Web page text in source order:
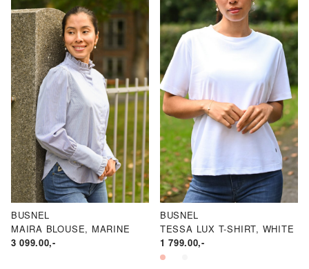
BUSNEL
MAIRA BLOUSE, MARINE
3 099.00,-
BUSNEL
TESSA LUX T-SHIRT, WHITE
1 799.00,-